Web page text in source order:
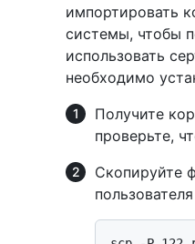
импортировать
системы, чтобы
использовать
необходимо
Получите
проверьте,
Скопируйте